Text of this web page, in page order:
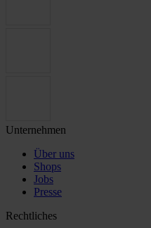
Unternehmen
Über uns
Shops
Jobs
Presse
Rechtliches